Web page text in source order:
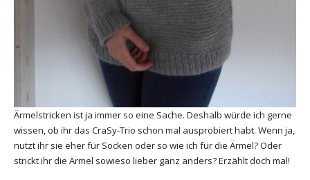
Ärmelstricken ist ja immer so eine Sache. Deshalb würde ich gerne
wissen, ob ihr das CraSy-Trio schon mal ausprobiert habt. Wenn ja,
nutzt ihr sie eher für Socken oder so wie ich für die Ärmel? Oder
strickt ihr die Ärmel sowieso lieber ganz anders? Erzählt doch mal!